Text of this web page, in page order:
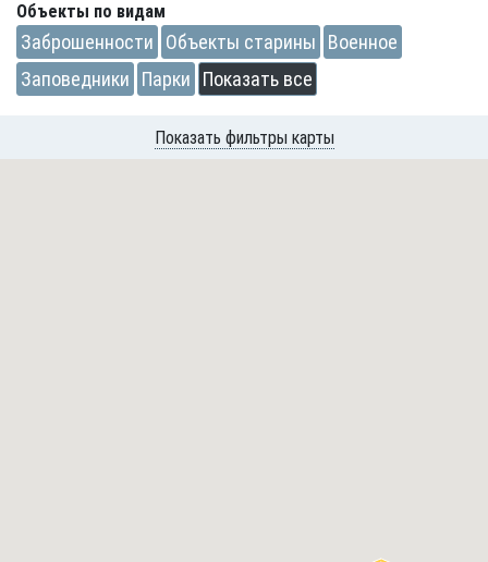
Объекты по видам
Заброшенности Объекты старины
Военное
Заповедники
Парки Показать все
Показать фильтры карты